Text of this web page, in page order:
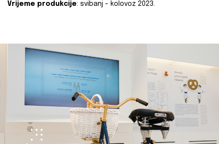
Vrijeme produkcije: svibanj - kolovoz 2023.